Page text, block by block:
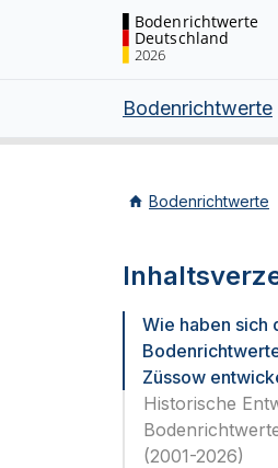
Bodenrichtwerte
Deutschland
2026
Bodenrichtwerte
Bodenrichtwerte
Wie haben sich
Züssow
Historische
(2001-2026)